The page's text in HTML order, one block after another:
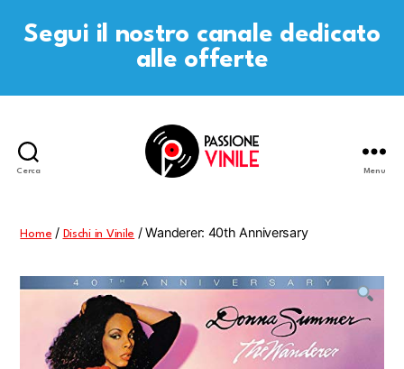
Segui il nostro canale dedicato
alle offerte
Cerca Menu
Home / Dischi in Vinile / Wanderer: 40th Anniversary